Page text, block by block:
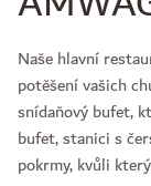
Naše hlavní
potěšení vašich
snídaňový bufet,
bufet, stanici s
pokrmy, kvůli